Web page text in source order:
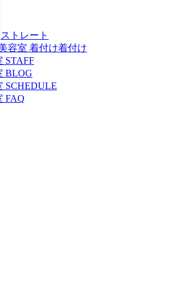
ストレート
着付け